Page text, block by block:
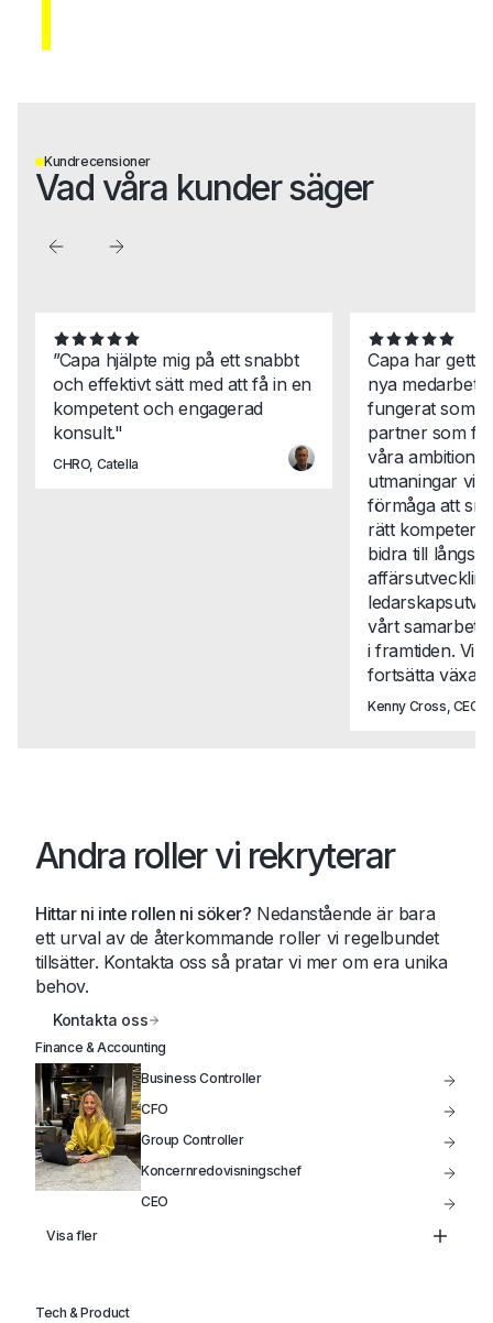
Kundrecensioner
Vad våra kunder säger
”Capa hjälpte mig på ett snabbt
och effektivt sätt med att få in en
kompetent och engagerad
konsult."
CHRO, Catella
Capa har gett
nya
fungerat som
partner som
våra
utmaningar vi
förmåga att
rätt
bidra till
vårt samarbete
i framtiden. Vi
fortsätta växa
Kenny Cross, CEO,
Andra roller vi rekryterar
Hittar ni inte rollen ni söker? Nedanstående är bara
ett urval av de återkommande roller vi regelbundet
tillsätter. Kontakta oss så pratar vi mer om era unika
behov.
Kontakta oss
Finance & Accounting
Business Controller
CFO
Group Controller
Koncernredovisningschef
CEO
Visa fler
Tech & Product